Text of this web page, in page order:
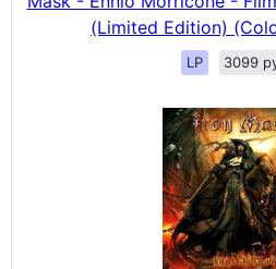
(Limited Edition)
LP 3099